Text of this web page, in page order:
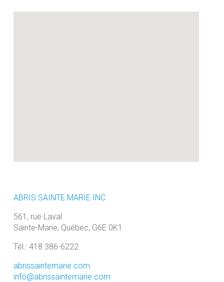
ABRIS SAINTE MARIE INC
561, rue Laval
Sainte-Marie, Québec, G6E 0K1
Tél.: 418 386-6222
abrissaintemarie.com
info@abrissaintemarie.com